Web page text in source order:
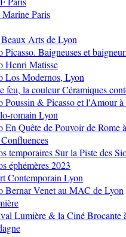
Paris
Arts de Lyon
Picasso. Baigneuses et
Henri Matisse
Los Modernos, Lyon
feu, la couleur Céramiques
Poussin & Picasso et l'Amour
romain Lyon
En Quête de Pouvoir de Rome
temporaires Sur la Piste des
éphémères 2023
Contemporain Lyon
Bernar Venet au MAC de Lyon
Lumière & la Ciné Brocante